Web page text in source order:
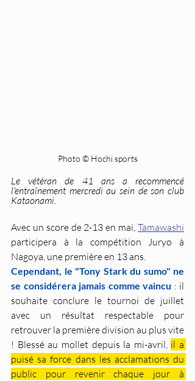
Photo © Hochi sports
Le vétéran de 41 ans a recommencé
l'entraînement mercredi au sein de son club
Kataonami.
Avec un score de 2-13 en mai, Tamawashi
participera à la compétition Juryo à
Nagoya, une première en 13 ans.
Cependant, le "Tony Stark du sumo" ne
se considérera jamais comme vaincu : il
souhaite conclure le tournoi de juillet
avec un résultat respectable pour
retrouver la première division au plus vite
! Blessé au mollet depuis la mi-avril, il a
puisé sa force dans les acclamations du
public pour revenir chaque jour à